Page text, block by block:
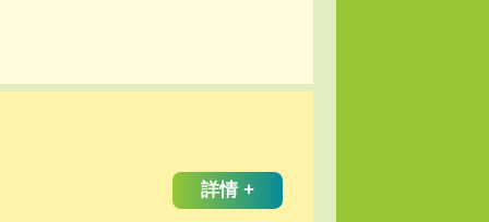
詳情 +